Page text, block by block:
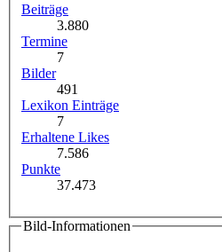
Beiträge
3.880
Termine
7
Bilder
491
Lexikon Einträge
7
Erhaltene Likes
7.586
Punkte
37.473
Bild-Informationen